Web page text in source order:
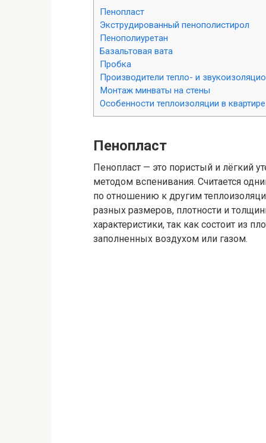
Пенопласт
Экструдированный пенополистирол
Пенополиуретан
Базальтовая вата
Пробка
Производители тепло- и
Монтаж минваты на стены
Особенности теплоизоляции в
Пенопласт
Пенопласт — это пористый и лёгкий
методом вспенивания. Считается
по отношению к другим
разных размеров, плотности и
характеристики, так как состоит из
заполненных воздухом или газом.